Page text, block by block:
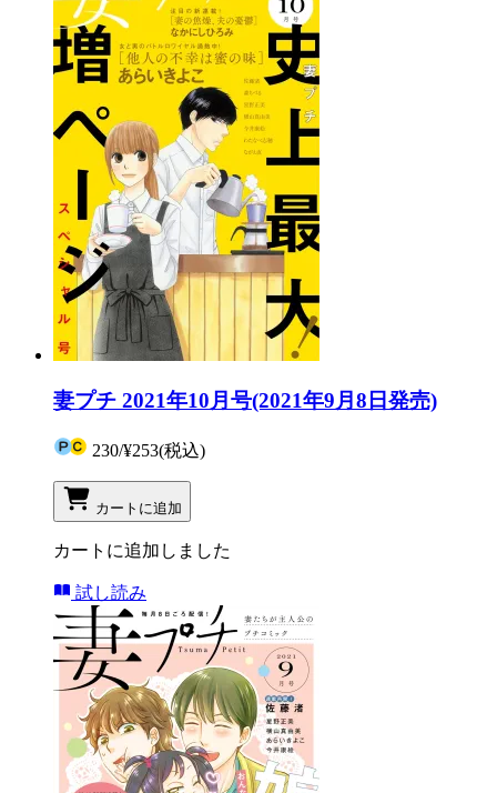
妻プチ 2021年10月号(2021年9月8日発売)
230/¥253(税込)
カートに追加
カートに追加しました
試し読み